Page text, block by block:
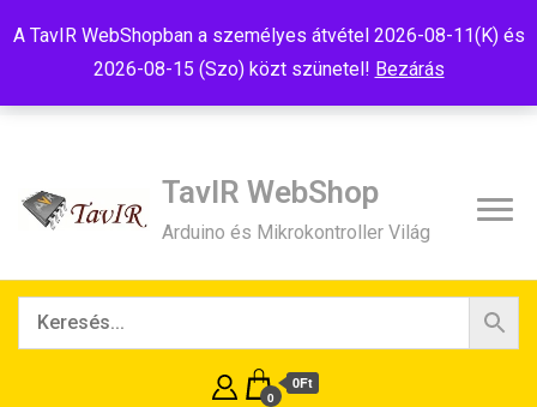
A TavIR WebShopban a személyes átvétel 2026-08-11(K) és
2026-08-15 (Szo) közt szünetel! Bezárás
TavIR WebShop
Arduino és Mikrokontroller Világ
0
0Ft